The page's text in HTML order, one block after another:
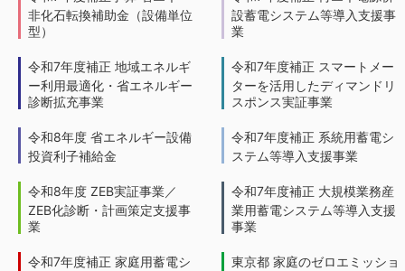
非化石転換補助金（設備単位
型）
令和7年度補正 地域エネルギ
ー利用最適化・省エネルギー
診断拡充事業
令和8年度 省エネルギー設備
投資利子補給金
令和8年度 ZEB実証事業／
ZEB化診断・計画策定支援事
業
令和7年度補正 家庭用蓄電シ
設蓄電システム等導入支援事
業
令和7年度補正 スマートメー
ターを活用したディマンドリ
スポンス実証事業
令和7年度補正 系統用蓄電シ
ステム等導入支援事業
令和7年度補正 大規模業務産
業用蓄電システム等導入支援
事業
東京都 家庭のゼロエミッショ